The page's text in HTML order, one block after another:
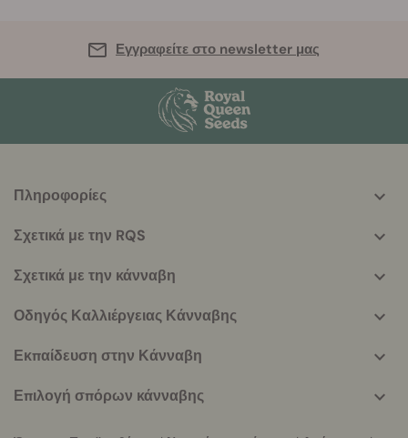
Εγγραφείτε στο newsletter μας
More
info
Πληροφορίες
Σχετικά με την RQS
Σχετικά με την κάνναβη
Οδηγός Καλλιέργειας Κάνναβης
Εκπαίδευση στην Κάνναβη
Επιλογή σπόρων κάνναβης